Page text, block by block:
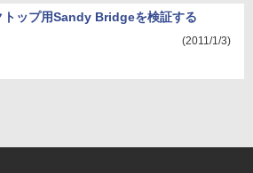
トップ用Sandy Bridgeを検証する
(2011/1/3)